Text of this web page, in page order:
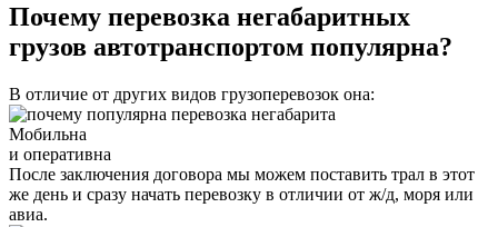
Почему перевозка негабаритных
грузов автотранспортом популярна?
В отличие от других видов грузоперевозок она:
Мобильна
и оперативна
После заключения договора мы можем поставить трал в этот
же день и сразу начать перевозку в отличии от ж/д, моря или
авиа.